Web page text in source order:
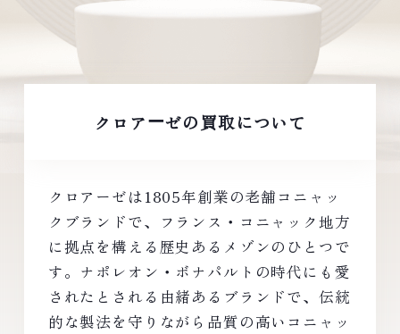
クロアーゼの買取について
クロアーゼは1805年創業の老舗コニャッ
クブランドで、フランス・コニャック地方
に拠点を構える歴史あるメゾンのひとつで
す。ナポレオン・ボナパルトの時代にも愛
されたとされる由緒あるブランドで、伝統
的な製法を守りながら品質の高いコニャッ